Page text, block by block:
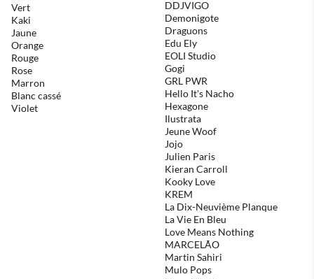
Vert
Kaki
Jaune
Orange
Rouge
Rose
Marron
Blanc cassé
Violet
DDJVIGO
Demonigote
Draguons
Edu Ely
EOLI Studio
Gogi
GRL PWR
Hello It's Nacho
Hexagone
Ilustrata
Jeune Woof
Jojo
Julien Paris
Kieran Carroll
Kooky Love
KREM
La Dix-Neuvième Planque
La Vie En Bleu
Love Means Nothing
MARCELÃO
Martin Sahiri
Mulo Pops